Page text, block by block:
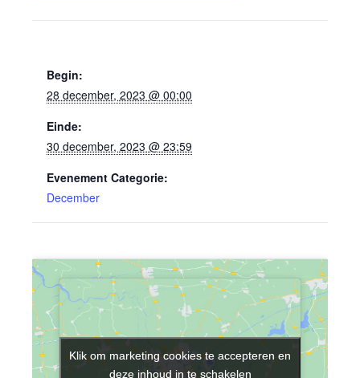
Begin:
28 december, 2023 @ 00:00
Einde:
30 december, 2023 @ 23:59
Evenement Categorie:
December
Klik om marketing cookies te accepteren en
deze inhoud in te schakelen
Klik om marketing cookies te accepteren en
deze inhoud in te schakelen